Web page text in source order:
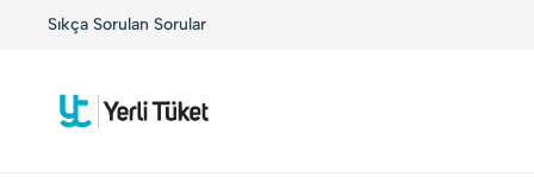
Sıkça Sorulan SorularYerli Tüketiciler, Yerli Markalarla Buluşuyor!